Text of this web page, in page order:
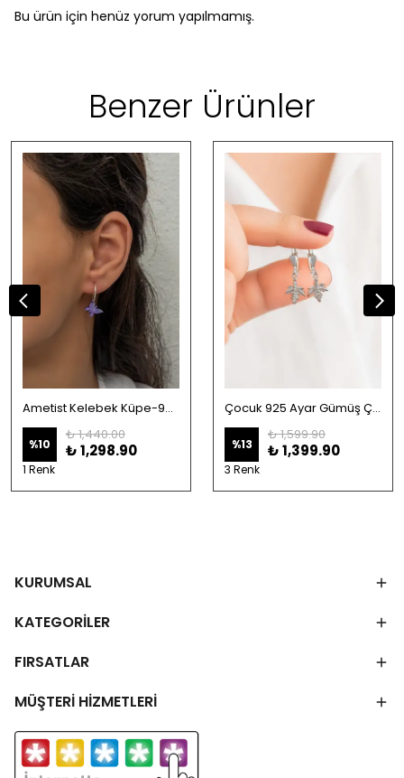
Bu ürün için henüz yorum yapılmamış.
Benzer Ürünler
Ametist Kelebek Küpe-925 Ayar Gümüş
%10
₺ 1,440.00
₺ 1,298.90
1 Renk
Çocuk 925 Ayar Gümüş Çınar Yaprağı Mengeç Küpesi Batmaz Güvenli Kilit
%13
₺ 1,599.90
₺ 1,399.90
3 Renk
KURUMSAL
KATEGORİLER
FIRSATLAR
MÜŞTERİ HİZMETLERİ